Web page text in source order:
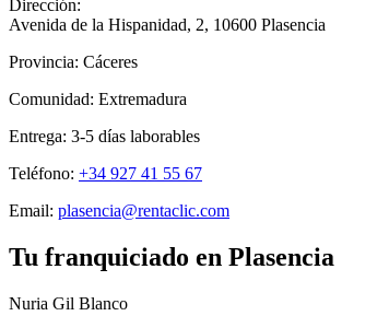
Dirección:
Avenida de la Hispanidad, 2, 10600 Plasencia
Provincia: Cáceres
Comunidad: Extremadura
Entrega: 3-5 días laborables
Teléfono: +34 927 41 55 67
Email: plasencia@rentaclic.com
Tu franquiciado en Plasencia
Nuria Gil Blanco